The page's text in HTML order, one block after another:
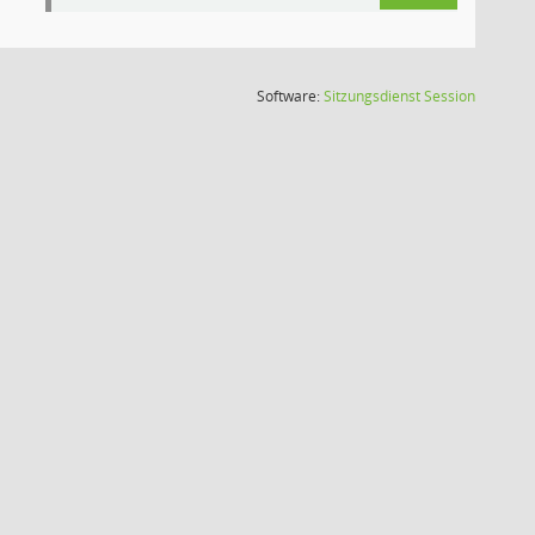
Software:SitzungsdienstSession(Wird in